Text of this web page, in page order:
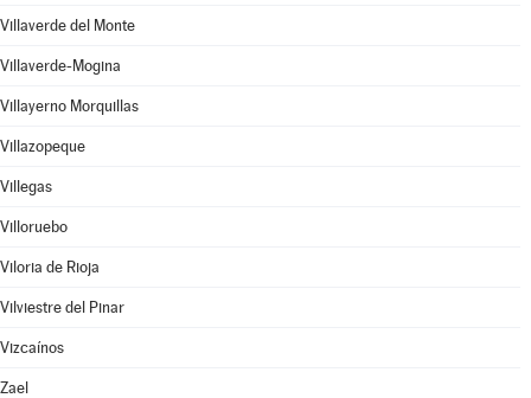
Villaverde del Monte
Villaverde-Mogina
Villayerno Morquillas
Villazopeque
Villegas
Villoruebo
Viloria de Rioja
Vilviestre del Pinar
Vizcaínos
Zael